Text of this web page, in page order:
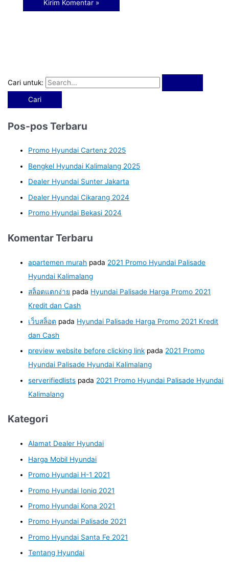
Cari untuk:
Pos-pos Terbaru
Promo Hyundai Cartenz 2025
Bengkel Hyundai Kalimalang 2025
Dealer Hyundai Sunter Jakarta
Dealer Hyundai Cikarang 2024
Promo Hyundai Bekasi 2024
Komentar Terbaru
apartemen murah pada 2021 Promo Hyundai Palisade
Hyundai Kalimalang
สล็อตแตกง่าย pada Hyundai Palisade Harga Promo 2021
Kredit dan Cash
เว็บสล็อต pada Hyundai Palisade Harga Promo 2021 Kredit
dan Cash
preview website before clicking link pada 2021 Promo
Hyundai Palisade Hyundai Kalimalang
serverifiedlists pada 2021 Promo Hyundai Palisade Hyundai
Kalimalang
Kategori
Alamat Dealer Hyundai
Harga Mobil Hyundai
Promo Hyundai H-1 2021
Promo Hyundai Ioniq 2021
Promo Hyundai Kona 2021
Promo Hyundai Palisade 2021
Promo Hyundai Santa Fe 2021
Tentang Hyundai